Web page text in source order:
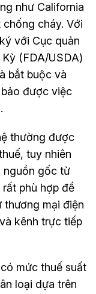
như California
cháy. Với
với Cục quản
(FDA/USDA)
bắt buộc và
được việc
thường được
tuy nhiên
nguồn gốc từ
phù hợp để
thương mại điện
kênh trực tiếp
mức thuế suất
loại dựa trên